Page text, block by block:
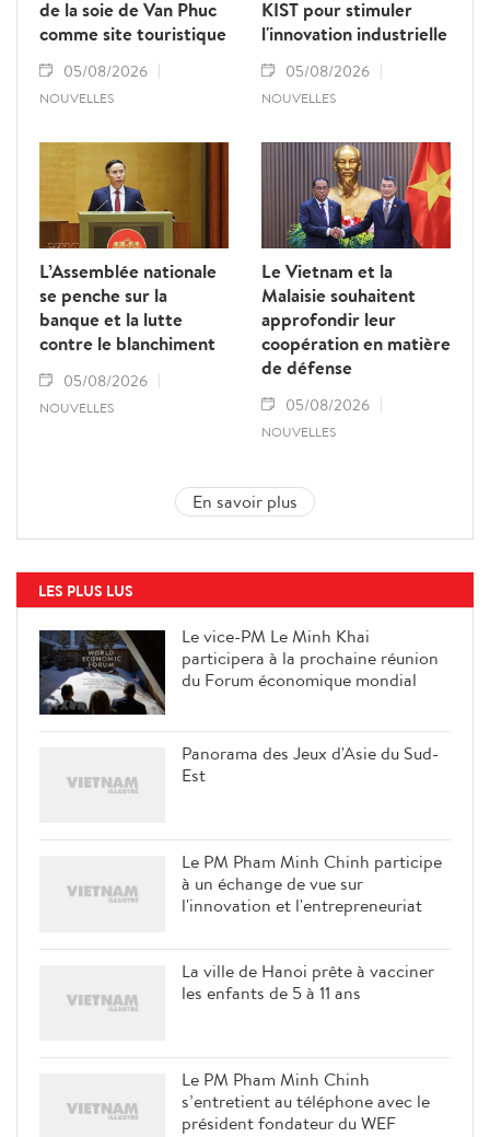
de la soie de Van Phuc
comme site touristique
05/08/2026
NOUVELLES
KIST pour stimuler
l'innovation industrielle
05/08/2026
NOUVELLES
L’Assemblée nationale
se penche sur la
banque et la lutte
contre le blanchiment
05/08/2026
NOUVELLES
Le Vietnam et la
Malaisie souhaitent
approfondir leur
coopération en matière
de défense
05/08/2026
NOUVELLES
En savoir plus
LES PLUS LUS
Le vice-PM Le Minh Khai
participera à la prochaine réunion
du Forum économique mondial
Panorama des Jeux d'Asie du Sud-
Est
Le PM Pham Minh Chinh participe
à un échange de vue sur
l'innovation et l'entrepreneuriat
La ville de Hanoi prête à vacciner
les enfants de 5 à 11 ans
Le PM Pham Minh Chinh
s’entretient au téléphone avec le
président fondateur du WEF